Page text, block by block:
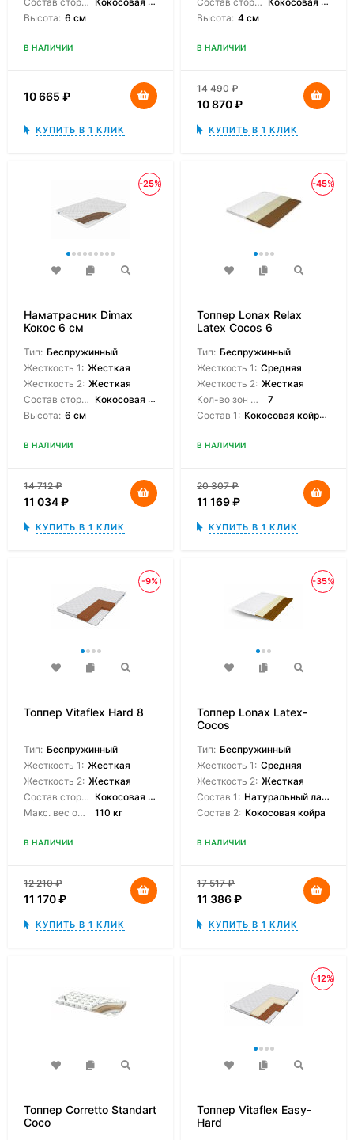
Высота: 6 см
В НАЛИЧИИ
10 665 ₽
КУПИТЬ В 1 КЛИК
Высота: 4 см
В НАЛИЧИИ
14 490₽
10 870₽
КУПИТЬ В 1 КЛИК
-25%
Наматрасник Dimax
Кокос 6 см
Тип: Беспружинный
Жесткость 1: Жесткая
Жесткость 2: Жесткая
Состав сторон: Кокосовая койра
Высота: 6 см
В НАЛИЧИИ
14 712₽
11 034₽
КУПИТЬ В 1 КЛИК
-45%
Топпер Lonax Relax
Latex Cocos 6
Тип: Беспружинный
Жесткость 1: Средняя
Жесткость 2: Жесткая
Кол-во зон жесткости:
7
Состав 1: Кокосовая койрвовая койра
В НАЛИЧИИ
20 307₽
11 169₽
КУПИТЬ В 1 КЛИК
-9%
Топпер Vitaflex Hard 8
Тип: Беспружинный
Жесткость 1: Жесткая
Жесткость 2: Жесткая
Состав сторон: Кокосовая койра
Макс. вес одного спящего:
110 кг
В НАЛИЧИИ
12 210₽
11 170₽
КУПИТЬ В 1 КЛИК
-35%
Топпер Lonax Latex-
Cocos
Тип: Беспружинный
Жесткость 1: Средняя
Жесткость 2: Жесткая
Состав 1: Натуральный латекс
Состав 2: Кокосовая койра
В НАЛИЧИИ
17 517₽
11 386₽
КУПИТЬ В 1 КЛИК
Топпер Corretto Standart
Coco
-12%
Топпер Vitaflex Easy-
Hard